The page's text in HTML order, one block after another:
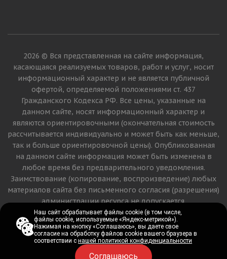
2026 © Вся представленная на сайте информация,
касающаяся реализуемых товаров, работ и услуг, носит
информационный характер и не является публичной
офертой, определяемой положениями ст. 437
Гражданского Кодекса РФ. Все цены, указанные на
данном сайте, носят информационный характер и
являются ориентировочными (окончательная стоимость
рассчитывается индивидуально и может быть как меньше,
так и больше ориентировочной цены). Опубликованная
на данном сайте информация может быть изменена в
любое время без предварительного уведомления.
Заимствование (копирование, воспроизведение) любых
материалов сайта без письменного согласия (разрешения)
администрации ресурса не допускается.
Версия для печати
Наш сайт обрабатывает файлы cookie (в том числе,
файлы cookie, используемые «Яндекс-метрикой»).
Нажимая на кнопку «Соглашаюсь», вы даете свое
согласие на обработку файлов cookie вашего браузера в
соответствии снашей политикой конфиденциальности
Соглашаюсь
Наш сайт обрабатывает файлы cookie (в том числе,
файлы cookie, используемые «Яндекс-метрикой»).
Нажимая на кнопку «Соглашаюсь», вы даете свое
согласие на обработку файлов cookie вашего браузера в
соответствии снашей политикой конфиденциальности
Соглашаюсь